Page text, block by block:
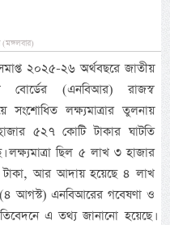
২০২৫-২৬ অর্থবছরে জাতীয়
বোর্ডের (এনবিআর) রাজস্ব
সংশোধিত লক্ষ্যমাত্রার তুলনায়
৫২৭ কোটি টাকার ঘাটতি
লক্ষ্যমাত্রা ছিল ৫ লাখ ৩ হাজার
টাকা, আর আদায় হয়েছে ৪ লাখ
(৪ আগস্ট) এনবিআরের গবেষণা ও
এ তথ্য জানানো হয়েছে।